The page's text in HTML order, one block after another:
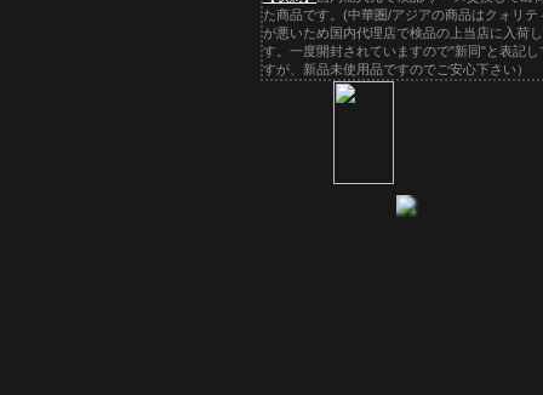
た商品です。(中華圏/アジアの商品はクォリテ
が悪いため国内代理店で検品の上当店に入荷
す。一度開封されていますので"新同"と表記し
すが、新品未使用品ですのでご安心下さい）